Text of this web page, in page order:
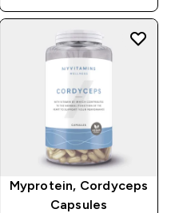
Myprotein, Cordyceps
Capsules